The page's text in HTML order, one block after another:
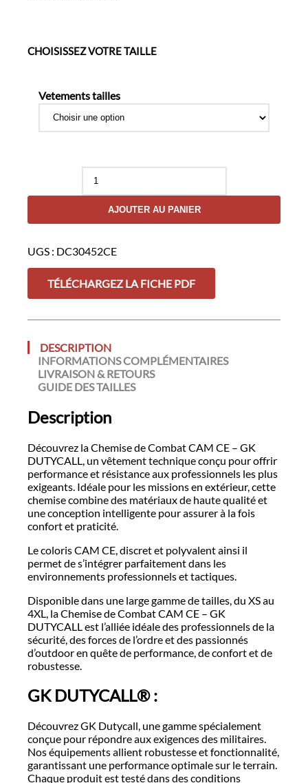
CHOISISSEZ VOTRE TAILLE
Vetements tailles
quantité
Chemise
combat
CE
GK
DUTYCALL
AJOUTER AU PANIER
UGS : DC30452CE
TÉLÉCHARGEZ LA FICHE PDF
DESCRIPTION
INFORMATIONS COMPLÉMENTAIRES
LIVRAISON & RETOURS
GUIDE DES TAILLES
Description
Découvrez la Chemise de Combat CAM CE – GK
DUTYCALL, un vêtement technique conçu pour offrir
performance et résistance aux professionnels les plus
exigeants. Idéale pour les missions en extérieur, cette
chemise combine des matériaux de haute qualité et
une conception intelligente pour assurer à la fois
confort et praticité.
Le coloris CAM CE, discret et polyvalent ainsi il
permet de s’intégrer parfaitement dans les
environnements professionnels et tactiques.
Disponible dans une large gamme de tailles, du XS au
4XL, la Chemise de Combat CAM CE – GK
DUTYCALL est l’alliée idéale des professionnels de la
sécurité, des forces de l’ordre et des passionnés
d’outdoor en quête de performance, de confort et de
robustesse.
GK DUTYCALL® :
Découvrez GK Dutycall, une gamme spécialement
conçue pour répondre aux exigences des militaires.
Nos équipements allient robustesse et fonctionnalité,
garantissant une performance optimale sur le terrain.
Chaque produit est testé dans des conditions